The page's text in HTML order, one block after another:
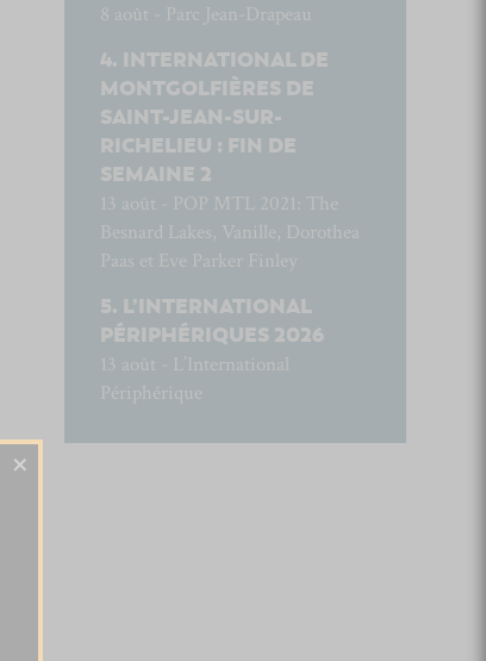
8 août - Parc Jean-Drapeau
INTERNATIONAL DE
MONTGOLFIÈRES DE
SAINT-JEAN-SUR-
RICHELIEU : FIN DE
SEMAINE 2
13 août - POP MTL 2021: The
Besnard Lakes, Vanille, Dorothea
Paas et Eve Parker Finley
L’INTERNATIONAL
PÉRIPHÉRIQUES 2026
13 août - L’International
Périphérique
×